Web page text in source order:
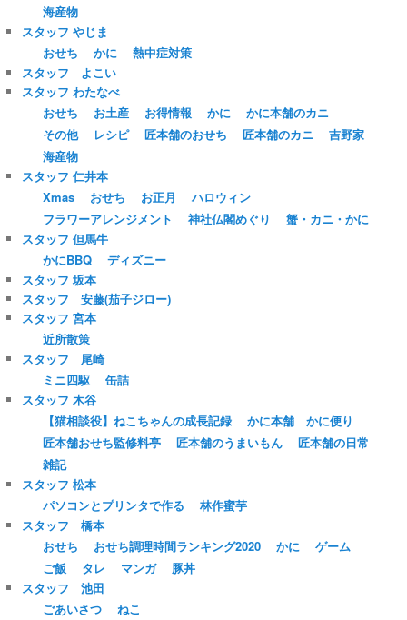
海産物
スタッフ やじま
おせち
かに
熱中症対策
スタッフ よこい
スタッフ わたなべ
おせち
お土産 お得情報 かに
かに本舗のカニ
その他
レシピ 匠本舗のおせち 匠本舗のカニ
吉野家
海産物
スタッフ 仁井本
Xmas
おせち お正月
ハロウィン
フラワーアレンジメント
神社仏閣めぐり
蟹・カニ・かに
スタッフ 但馬牛
かにBBQ
ディズニー
スタッフ 坂本
スタッフ 安藤(茄子ジロー)
スタッフ 宮本
近所散策
スタッフ 尾崎
ミニ四駆
缶詰
スタッフ 木谷
【猫相談役】ねこちゃんの成長記録
かに本舗 かに便り
匠本舗おせち監修料亭
匠本舗のうまいもん
匠本舗の日常
雑記
スタッフ 松本
パソコンとプリンタで作る
林作蜜芋
スタッフ 橋本
おせち
おせち調理時間ランキング2020 かに
ゲーム
ご飯
タレ マンガ
豚丼
スタッフ 池田
ごあいさつ
ねこ